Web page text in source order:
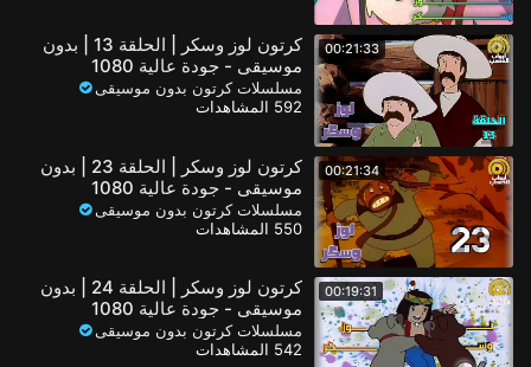
00:21:33
كرتون لوز وسكر | الحلقة 13 | بدون
موسيقى - جودة عالية 1080
مسلسلات كرتون بدون موسيقى
592 المشاهدات
00:21:34
كرتون لوز وسكر | الحلقة 23 | بدون
موسيقى - جودة عالية 1080
مسلسلات كرتون بدون موسيقى
550 المشاهدات
00:19:31
كرتون لوز وسكر | الحلقة 24 | بدون
موسيقى - جودة عالية 1080
مسلسلات كرتون بدون موسيقى
542 المشاهدات